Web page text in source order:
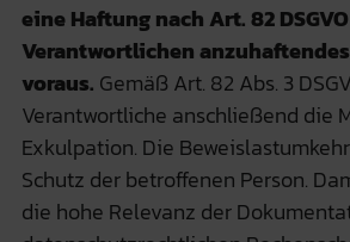
eine Haftung nach Art. 82
Verantwortlichen
voraus. Gemäß Art. 82 Abs. 3
Verantwortliche anschließend die
Exkulpation. Die
Schutz der betroffenen Person.
die hohe Relevanz der